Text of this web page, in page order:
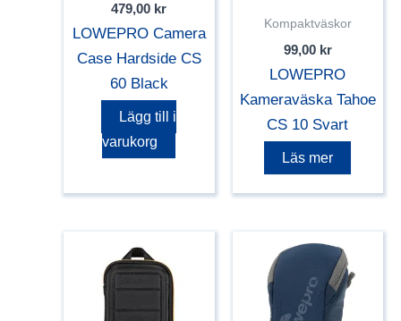
479,00 kr
LOWEPRO Camera
Case Hardside CS
60 Black
Lägg till i
varukorg
Kompaktväskor
99,00 kr
LOWEPRO
Kameraväska Tahoe
CS 10 Svart
Läs mer